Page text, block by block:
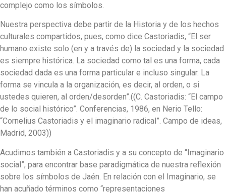
complejo como los símbolos.
Nuestra perspectiva debe partir de la Historia y de los hechos
culturales compartidos, pues, como dice Castoriadis, “El ser
humano existe solo (en y a través de) la sociedad y la sociedad
es siempre histórica. La sociedad como tal es una forma, cada
sociedad dada es una forma particular e incluso singular. La
forma se vincula a la organización, es decir, al orden, o si
ustedes quieren, al orden/desorden”.((C. Castoriadis: “El campo
de lo social histórico”. Conferencias, 1986, en Nerio Tello:
“Cornelius Castoriadis y el imaginario radical”. Campo de ideas,
Madrid, 2003))
Acudimos también a Castoriadis y a su concepto de “Imaginario
social”, para encontrar base paradigmática de nuestra reflexión
sobre los símbolos de Jaén. En relación con el Imaginario, se
han acuñado términos como “representaciones